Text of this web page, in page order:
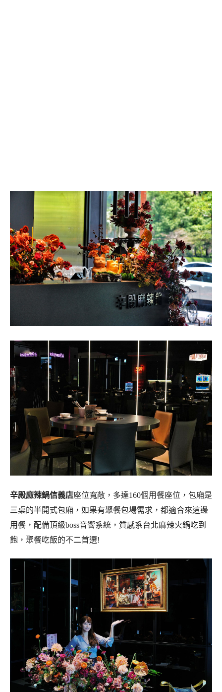
辛殿麻辣鍋信義店座位寬敞，多達160個用餐座位，包廂是
三桌的半開式包廂，如果有聚餐包場需求，都適合來這邊
用餐，配備頂級boss音響系統，質感系台北麻辣火鍋吃到
飽，聚餐吃飯的不二首選!